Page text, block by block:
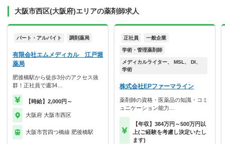
大阪市西区(大阪府)エリアの薬剤師求人
パート・アルバイト 調剤薬局
有限会社エムメディカル 江戸堀
薬局
肥後橋駅から徒歩3分のアクセス抜
群！正社員で週34…
【時給】2,000円～
大阪府 大阪市西区
大阪市営四つ橋線 肥後橋駅
正社員 一般企業
学術・管理薬剤師
メディカルライター、 MSL、 DI、
学術
株式会社EPファーマライン
薬剤師の資格・医薬品の知識・コミ
ュニケーション能力…
【年収】384万円～500万円以
上(ご経験を考慮し決定いたし
ます)